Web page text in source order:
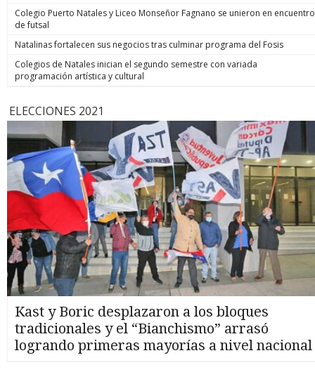
Colegio Puerto Natales y Liceo Monseñor Fagnano se unieron en encuentro
de futsal
Natalinas fortalecen sus negocios tras culminar programa del Fosis
Colegios de Natales inician el segundo semestre con variada
programación artística y cultural
ELECCIONES 2021
Kast y Boric desplazaron a los bloques
tradicionales y el “Bianchismo” arrasó
logrando primeras mayorías a nivel nacional